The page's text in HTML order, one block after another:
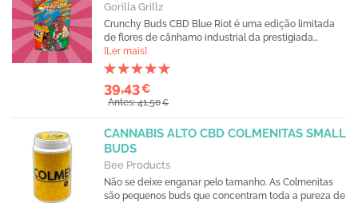
Gorilla Grillz
Crunchy Buds CBD Blue Riot é uma edição limitada
de flores de cânhamo industrial da prestigiada...
[Ler mais]
39,43€
Antes: 41,50€
CANNABIS ALTO CBD COLMENITAS SMALL
BUDS
Bee Products
Não se deixe enganar pelo tamanho. As Colmenitas
são pequenos buds que concentram toda a pureza de